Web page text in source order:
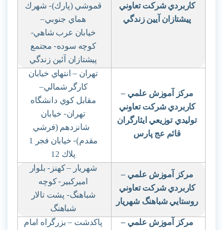
كاربردي شركت تعاوني
پيشتازان آيين زندگي
قموشي (پارك)- شهرك
هماي جنوبي–
خيابان عرب شاهي-
كوچه سوده- مجتمع
پيشتازان آئين زندگي
مركز آموزش علمي –
كاربردي شركت تعاوني
توليدي توزيعي ايثارگران
قائم عج پارس
تهران – انتهاي خيابان
كارگر شمالي–
مقابل كوي دانشگاه
تهران- خيابان
شانزدهم (فرشي
مقدم)- خيابان فجر 1
پلاك 12
مركز آموزش علمي –
كاربردي شركت تعاوني
روستايي شباهنگ شهريار
شهريار – كهنز- بلوار
اميركبير- كوچه
شباهنگ- پشت تالار
شباهنگ
مركز آموزش علمي –
پاكدشت – بزرگراه امام